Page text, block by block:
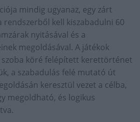
mindig ugyanaz, egy zárt
kell kiszabadulni 60
nyitásával és a
megoldásával. A játékok
szoba köré felépített kerettörténet
a szabadulás felé mutató út
keresztül vezet a célba,
megoldható, és logikus